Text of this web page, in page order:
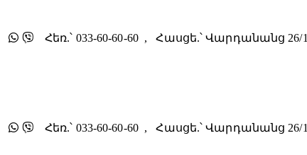
Հեռ.՝ 033-60-60-60 , Հասցե.՝ Վարդանանց 26/1
Հեռ.՝ 033-60-60-60 , Հասցե.՝ Վարդանանց 26/1